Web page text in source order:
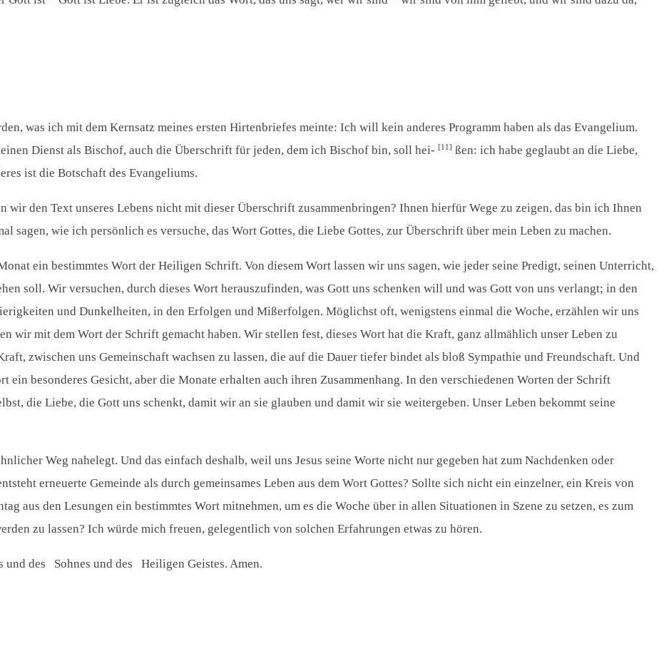
was ich mit dem Kernsatz meines ersten Hirtenbriefes meinte: Ich will kein anderes Programm haben als das Evangelium.
Dienst als Bischof, auch die Überschrift für jeden, dem ich Bischof bin, soll hei-[11] ßen: ich habe geglaubt an die Liebe,
ist die Botschaft des Evangeliums.
wir den Text unseres Lebens nicht mit dieser Überschrift zusammenbringen? Ihnen hierfür Wege zu zeigen, das bin ich Ihnen
sagen, wie ich persönlich es versuche, das Wort Gottes, die Liebe Gottes, zur Überschrift über mein Leben zu machen.
ein bestimmtes Wort der Heiligen Schrift. Von diesem Wort lassen wir uns sagen, wie jeder seine Predigt, seinen Unterricht,
soll. Wir versuchen, durch dieses Wort herauszufinden, was Gott uns schenken will und was Gott von uns verlangt; in den
und Dunkelheiten, in den Erfolgen und Mißerfolgen. Möglichst oft, wenigstens einmal die Woche, erzählen wir uns
wir mit dem Wort der Schrift gemacht haben. Wir stellen fest, dieses Wort hat die Kraft, ganz allmählich unser Leben zu
zwischen uns Gemeinschaft wachsen zu lassen, die auf die Dauer tiefer bindet als bloß Sympathie und Freundschaft. Und
ein besonderes Gesicht, aber die Monate erhalten auch ihren Zusammenhang. In den verschiedenen Worten der Schrift
die Liebe, die Gott uns schenkt, damit wir an sie glauben und damit wir sie weitergeben. Unser Leben bekommt seine
Weg nahelegt. Und das einfach deshalb, weil uns Jesus seine Worte nicht nur gegeben hat zum Nachdenken oder
erneuerte Gemeinde als durch gemeinsames Leben aus dem Wort Gottes? Sollte sich nicht ein einzelner, ein Kreis von
aus den Lesungen ein bestimmtes Wort mitnehmen, um es die Woche über in allen Situationen in Szene zu setzen, es zum
zu lassen? Ich würde mich freuen, gelegentlich von solchen Erfahrungen etwas zu hören.
und des Sohnes und des Heiligen Geistes. Amen.